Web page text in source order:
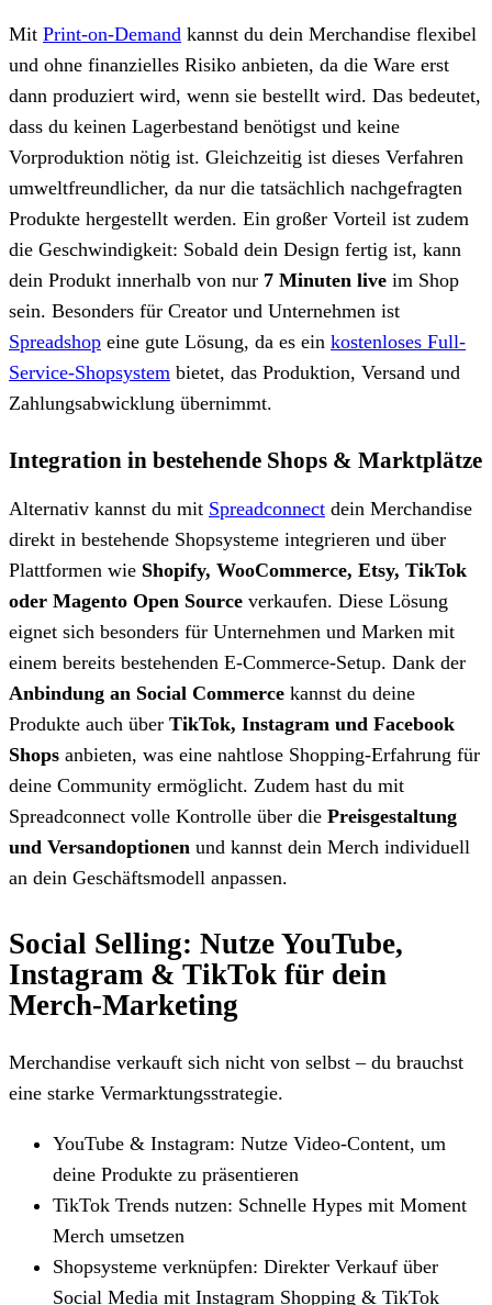
Mit Print-on-Demand kannst du dein Merchandise flexibel
und ohne finanzielles Risiko anbieten, da die Ware erst
dann produziert wird, wenn sie bestellt wird. Das bedeutet,
dass du keinen Lagerbestand benötigst und keine
Vorproduktion nötig ist. Gleichzeitig ist dieses Verfahren
umweltfreundlicher, da nur die tatsächlich nachgefragten
Produkte hergestellt werden. Ein großer Vorteil ist zudem
die Geschwindigkeit: Sobald dein Design fertig ist, kann
dein Produkt innerhalb von nur 7 Minuten live im Shop
sein. Besonders für Creator und Unternehmen ist
Spreadshop eine gute Lösung, da es ein kostenloses Full-
Service-Shopsystem bietet, das Produktion, Versand und
Zahlungsabwicklung übernimmt.
Integration in bestehende Shops & Marktplätze
Alternativ kannst du mit Spreadconnect dein Merchandise
direkt in bestehende Shopsysteme integrieren und über
Plattformen wie Shopify, WooCommerce, Etsy, TikTok
oder Magento Open Source verkaufen. Diese Lösung
eignet sich besonders für Unternehmen und Marken mit
einem bereits bestehenden E-Commerce-Setup. Dank der
Anbindung an Social Commerce kannst du deine
Produkte auch über TikTok, Instagram und Facebook
Shops anbieten, was eine nahtlose Shopping-Erfahrung für
deine Community ermöglicht. Zudem hast du mit
Spreadconnect volle Kontrolle über die Preisgestaltung
und Versandoptionen und kannst dein Merch individuell
an dein Geschäftsmodell anpassen.
Social Selling: Nutze YouTube,
Instagram & TikTok für dein
Merch-Marketing
Merchandise verkauft sich nicht von selbst – du brauchst
eine starke Vermarktungsstrategie.
YouTube & Instagram: Nutze Video-Content, um
deine Produkte zu präsentieren
TikTok Trends nutzen: Schnelle Hypes mit Moment
Merch umsetzen
Shopsysteme verknüpfen: Direkter Verkauf über
Social Media mit Instagram Shopping & TikTok